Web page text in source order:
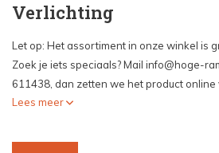
Verlichting
Let op: Het assortiment in onze winkel is
Zoek je iets speciaals? Mail info@hoge-
611438, dan zetten we het product online
Lees meer